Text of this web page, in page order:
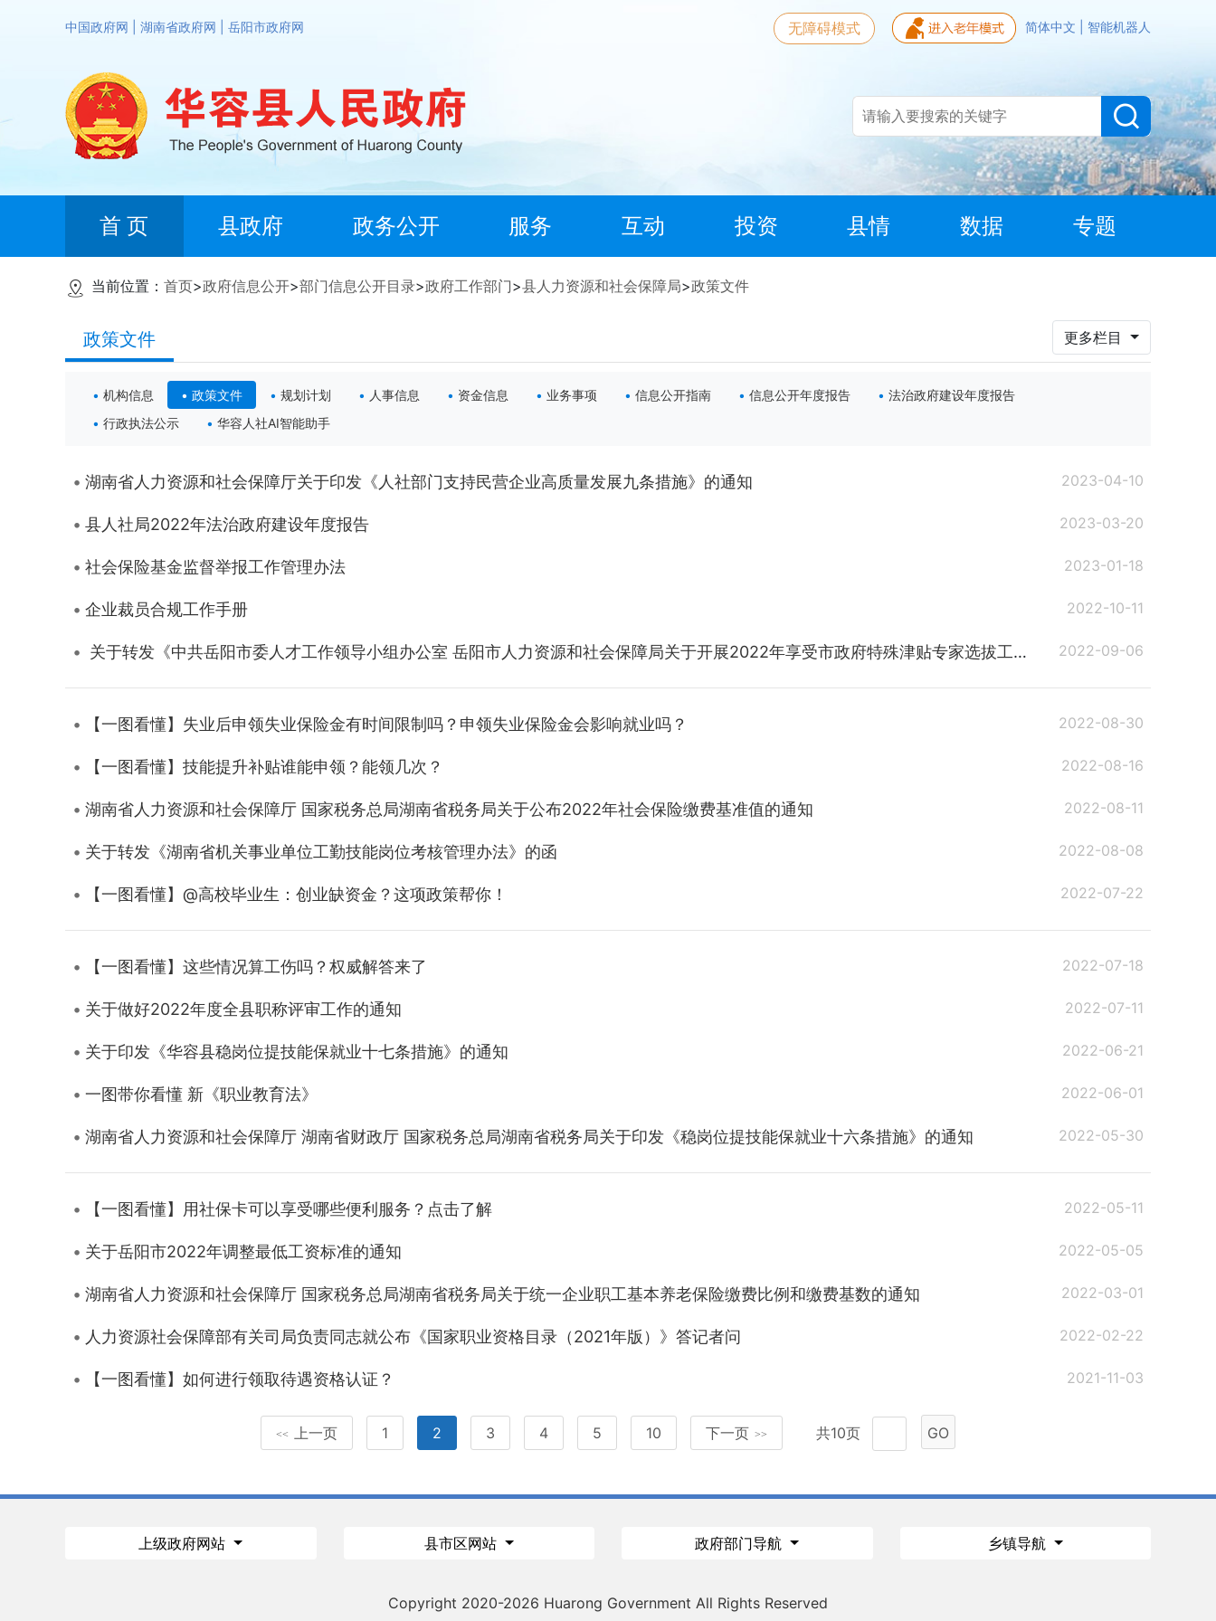
中国政府网 湖南省政府网 岳阳市政府网 简体中文 智能机器人
无障碍模式
首 页 县政府 政务公开 服务 互动 投资 县情 数据 专题
当前位置： 首页>政府信息公开>部门信息公开目录>政府工作部门>县人力资源和社会保障局>政策文件
政策文件 更多栏目
机构信息 政策文件 规划计划 人事信息 资金信息 业务事项 信息公开指南 信息公开年度报告
法治政府建设年度报告
行政执法公示
华容人社AI智能助手
湖南省人力资源和社会保障厅关于印发《人社部门支持民营企业高质量发展九条措施》的通知 2023-04-10
县人社局2022年法治政府建设年度报告 2023-03-20
社会保险基金监督举报工作管理办法 2023-01-18
企业裁员合规工作手册 2022-10-11
关于转发《中共岳阳市委人才工作领导小组办公室 岳阳市人力资源和社会保障局关于开展2022年享受市政府特殊津贴专家选拔工作的通知》的通知 2022-09-06
【一图看懂】失业后申领失业保险金有时间限制吗？申领失业保险金会影响就业吗？ 2022-08-30
【一图看懂】技能提升补贴谁能申领？能领几次？ 2022-08-16
湖南省人力资源和社会保障厅 国家税务总局湖南省税务局关于公布2022年社会保险缴费基准值的通知 2022-08-11
关于转发《湖南省机关事业单位工勤技能岗位考核管理办法》的函 2022-08-08
【一图看懂】@高校毕业生：创业缺资金？这项政策帮你！ 2022-07-22
【一图看懂】这些情况算工伤吗？权威解答来了 2022-07-18
关于做好2022年度全县职称评审工作的通知 2022-07-11
关于印发《华容县稳岗位提技能保就业十七条措施》的通知 2022-06-21
一图带你看懂 新《职业教育法》 2022-06-01
湖南省人力资源和社会保障厅 湖南省财政厅 国家税务总局湖南省税务局关于印发《稳岗位提技能保就业十六条措施》的通知 2022-05-30
【一图看懂】用社保卡可以享受哪些便利服务？点击了解 2022-05-11
关于岳阳市2022年调整最低工资标准的通知 2022-05-05
湖南省人力资源和社会保障厅 国家税务总局湖南省税务局关于统一企业职工基本养老保险缴费比例和缴费基数的通知 2022-03-01
人力资源社会保障部有关司局负责同志就公布《国家职业资格目录（2021年版）》答记者问 2022-02-22
【一图看懂】如何进行领取待遇资格认证？ 2021-11-03
<< 上一页 1 2 3 4 5 10 下一页 >> 共10页 GO
上级政府网站 县市区网站 政府部门导航 乡镇导航
Copyright 2020-2026 Huarong Government All Rights Reserved